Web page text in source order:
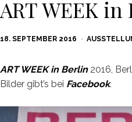
ART WEEK in
POSTED
18. SEPTEMBER 2016
ART WEEK in Berlin 2016,
Bilder gibt’s bei Facebook.